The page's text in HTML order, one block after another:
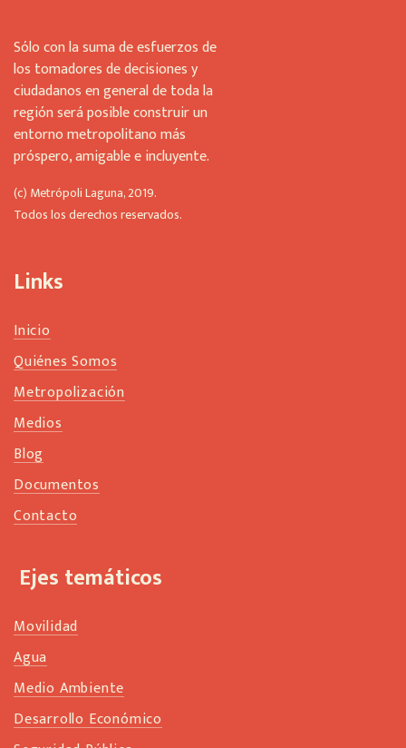
Sólo con la suma de esfuerzos de
los tomadores de decisiones y
ciudadanos en general de toda la
región será posible construir un
entorno metropolitano más
próspero, amigable e incluyente.
(c) Metrópoli Laguna, 2019.
Todos los derechos reservados.
Links
Inicio
Quiénes Somos
Metropolización
Medios
Blog
Documentos
Contacto
Ejes temáticos
Movilidad
Agua
Medio Ambiente
Desarrollo Económico